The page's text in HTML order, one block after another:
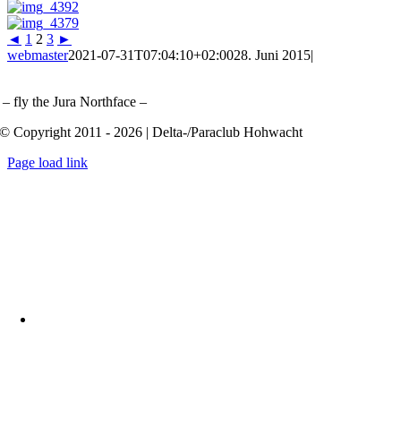
◄ 1 2 3 ►
webmaster2021-07-31T07:04:10+02:0028. Juni 2015|
– fly the Jura Northface –
© Copyright 2011 - 2026 | Delta-/Paraclub Hohwacht
Page load link